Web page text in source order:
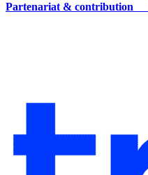
Partenariat & contribution